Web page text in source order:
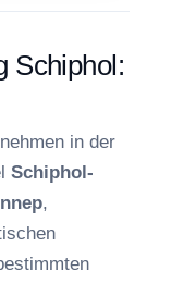
Schiphol:
in der
Schiphol-
,